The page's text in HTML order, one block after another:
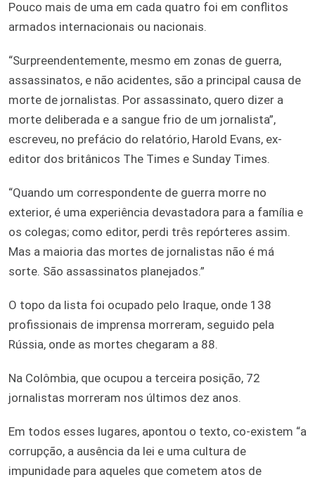
Pouco mais de uma em cada quatro foi em conflitos
armados internacionais ou nacionais.
“Surpreendentemente, mesmo em zonas de guerra,
assassinatos, e não acidentes, são a principal causa de
morte de jornalistas. Por assassinato, quero dizer a
morte deliberada e a sangue frio de um jornalista”,
escreveu, no prefácio do relatório, Harold Evans, ex-
editor dos britânicos The Times e Sunday Times.
“Quando um correspondente de guerra morre no
exterior, é uma experiência devastadora para a família e
os colegas; como editor, perdi três repórteres assim.
Mas a maioria das mortes de jornalistas não é má
sorte. São assassinatos planejados.”
O topo da lista foi ocupado pelo Iraque, onde 138
profissionais de imprensa morreram, seguido pela
Rússia, onde as mortes chegaram a 88.
Na Colômbia, que ocupou a terceira posição, 72
jornalistas morreram nos últimos dez anos.
Em todos esses lugares, apontou o texto, co-existem “a
corrupção, a ausência da lei e uma cultura de
impunidade para aqueles que cometem atos de